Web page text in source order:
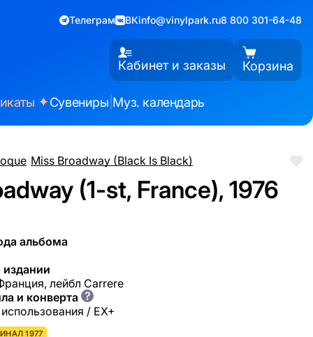
Телеграм ВКinfo@vinylpark.ru8 800 301-64-48
Кабинет и заказы Корзина
✦Сувениры Муз. календарь
/Miss Broadway (Black Is Black)
(1-st, France), 1976
альбома
лейбл Carrere
и конверта ?
/ EX+
1977